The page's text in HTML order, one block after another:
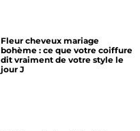
Fleur cheveux mariage
bohème : ce que votre coiffure
dit vraiment de votre style le
jour J